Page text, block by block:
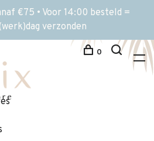
€75 • Voor 14:00 besteld =
verzonden
0